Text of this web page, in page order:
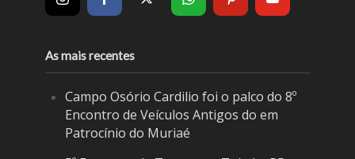
As mais recentes
Campo Osório Cardilio foi o palco do 8º
Encontro de Veículos Antigos do em
Patrocínio do Muriaé